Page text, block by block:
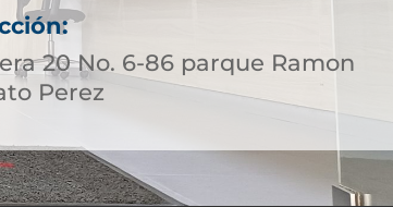
20 No. 6-86 parque Ramon
Perez